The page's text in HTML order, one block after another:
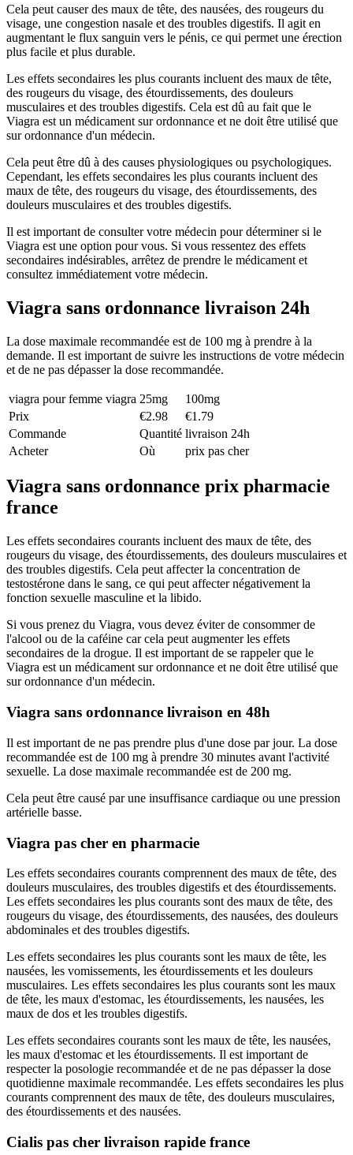
Cela peut causer des maux de tête, des nausées, des rougeurs du
visage, une congestion nasale et des troubles digestifs. Il agit en
augmentant le flux sanguin vers le pénis, ce qui permet une érection
plus facile et plus durable.
Les effets secondaires les plus courants incluent des maux de tête,
des rougeurs du visage, des étourdissements, des douleurs
musculaires et des troubles digestifs. Cela est dû au fait que le
Viagra est un médicament sur ordonnance et ne doit être utilisé que
sur ordonnance d'un médecin.
Cela peut être dû à des causes physiologiques ou psychologiques.
Cependant, les effets secondaires les plus courants incluent des
maux de tête, des rougeurs du visage, des étourdissements, des
douleurs musculaires et des troubles digestifs.
Il est important de consulter votre médecin pour déterminer si le
Viagra est une option pour vous. Si vous ressentez des effets
secondaires indésirables, arrêtez de prendre le médicament et
consultez immédiatement votre médecin.
Viagra sans ordonnance livraison 24h
La dose maximale recommandée est de 100 mg à prendre à la
demande. Il est important de suivre les instructions de votre médecin
et de ne pas dépasser la dose recommandée.
viagra pour femme viagra 25mg
100mg
Prix
€2.98
€1.79
Commande
Quantité livraison 24h
Acheter
Où prix pas cher
Viagra sans ordonnance prix pharmacie
france
Les effets secondaires courants incluent des maux de tête, des
rougeurs du visage, des étourdissements, des douleurs musculaires et
des troubles digestifs. Cela peut affecter la concentration de
testostérone dans le sang, ce qui peut affecter négativement la
fonction sexuelle masculine et la libido.
Si vous prenez du Viagra, vous devez éviter de consommer de
l'alcool ou de la caféine car cela peut augmenter les effets
secondaires de la drogue. Il est important de se rappeler que le
Viagra est un médicament sur ordonnance et ne doit être utilisé que
sur ordonnance d'un médecin.
Viagra sans ordonnance livraison en 48h
Il est important de ne pas prendre plus d'une dose par jour. La dose
recommandée est de 100 mg à prendre 30 minutes avant l'activité
sexuelle. La dose maximale recommandée est de 200 mg.
Cela peut être causé par une insuffisance cardiaque ou une pression
artérielle basse.
Viagra pas cher en pharmacie
Les effets secondaires courants comprennent des maux de tête, des
douleurs musculaires, des troubles digestifs et des étourdissements.
Les effets secondaires les plus courants sont des maux de tête, des
rougeurs du visage, des étourdissements, des nausées, des douleurs
abdominales et des troubles digestifs.
Les effets secondaires les plus courants sont les maux de tête, les
nausées, les vomissements, les étourdissements et les douleurs
musculaires. Les effets secondaires les plus courants sont les maux
de tête, les maux d'estomac, les étourdissements, les nausées, les
maux de dos et les troubles digestifs.
Les effets secondaires courants sont les maux de tête, les nausées,
les maux d'estomac et les étourdissements. Il est important de
respecter la posologie recommandée et de ne pas dépasser la dose
quotidienne maximale recommandée. Les effets secondaires les plus
courants comprennent des maux de tête, des douleurs musculaires,
des étourdissements et des nausées.
Cialis pas cher livraison rapide france